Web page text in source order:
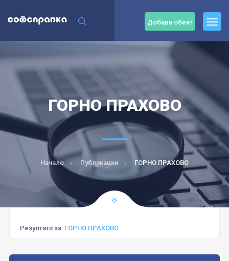
Добави обект
ГОРНО ПРАХОВО
Начало Публикации ГОРНО ПРАХОВО
Резултати за: ГОРНО ПРАХОВО